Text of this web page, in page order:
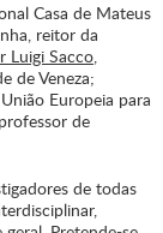
Casa de Mateus
reitor da
Luigi Sacco,
de Veneza;
Europeia para
de
de todas